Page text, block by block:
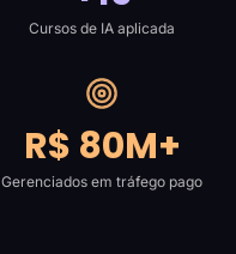
Cursos de IA aplicada
R$ 80M+
Gerenciados em tráfego pago